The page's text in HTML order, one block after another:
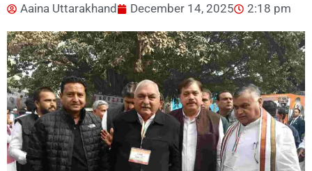
Aaina Uttarakhand December 14, 2025 2:18 pm